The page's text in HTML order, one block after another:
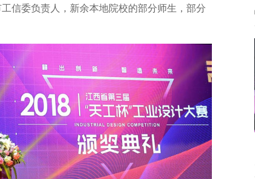
信委负责人，新余本地院校的部分师生，部分